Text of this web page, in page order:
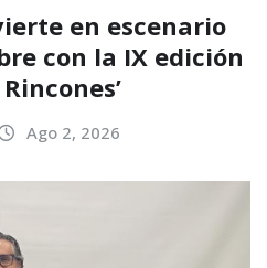
en escenario
con la IX edición
Ago 2, 2026